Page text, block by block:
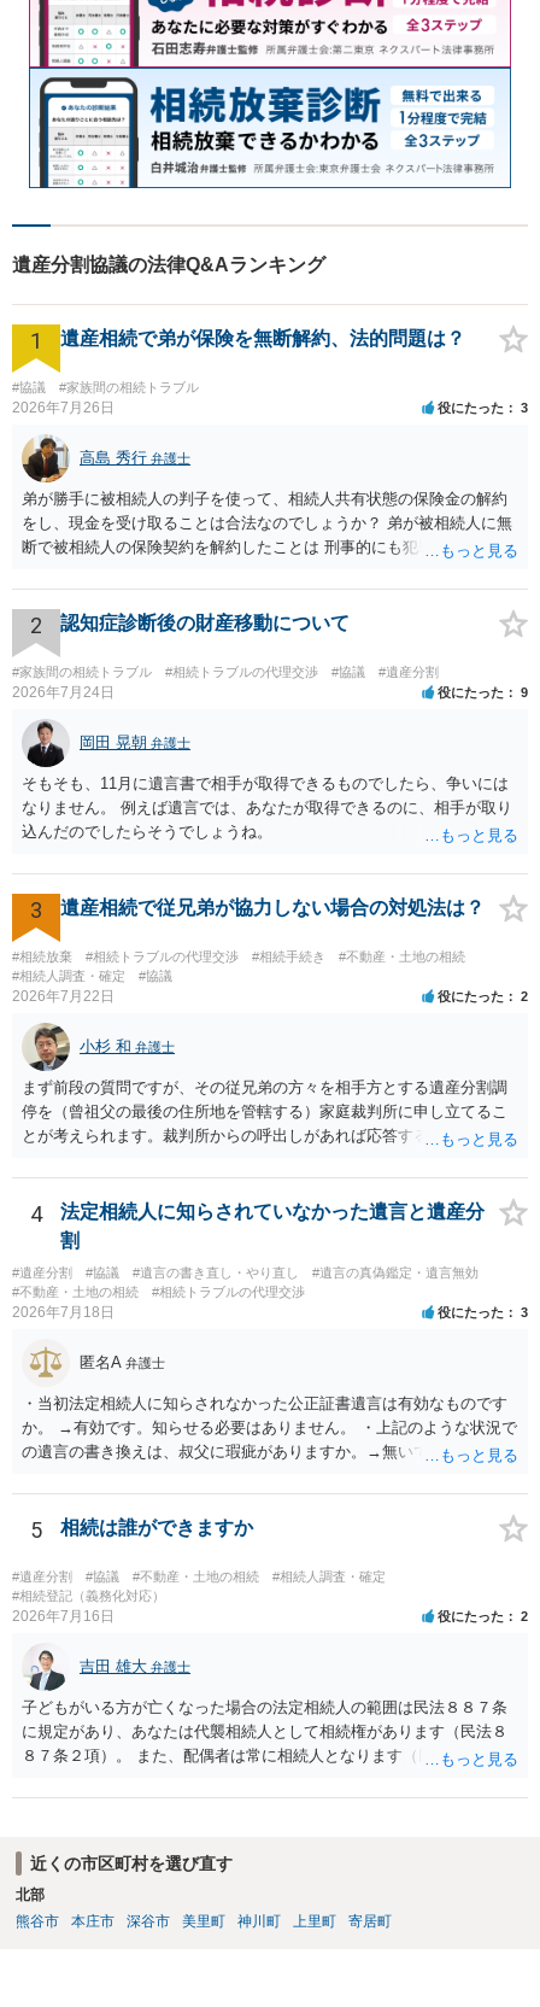
遺産分割協議の法律Q&Aランキング
1 遺産相続で弟が保険を無断解約、法的問題は？
#協議 #家族間の相続トラブル
2026年7月26日 役にたった 3
高島 秀行 弁護士
弟が勝手に被相続人の判子を使って、相続人共有状態の保険金の解約
をし、現金を受け取ることは合法なのでしょうか？ 弟が被相続人に無
断で被相続人の保険契約を解約したことは 刑事的にも犯罪となる可能
された書類のコピーを取得して、弁護士に面談で詳しい事情を話して
相談 されたら良いと思います。
2 認知症診断後の財産移動について
#家族間の相続トラブル #相続トラブルの代理交渉 #協議 #遺産分割
2026年7月24日 役にたった 9
岡田 晃朝 弁護士
そもそも、11月に遺言書で相手が取得できるものでしたら、争いには
なりません。 例えば遺言では、あなたが取得できるのに、相手が取り
込んだのでしたらそうでしょうね。
3 遺産相続で従兄弟が協力しない場合の対処法は？
#相続放棄 #相続トラブルの代理交渉 #相続手続き
#不動産・土地の相続
#相続人調査・確定
#協議
2026年7月22日 役にたった 2
小杉 和 弁護士
まず前段の質問ですが、その従兄弟の方々を相手方とする遺産分割調
停を（曾祖父の最後の住所地を管轄する）家庭裁判所に申し立てるこ
とが考えられます。裁判所からの呼出しがあれば応答する可能性がま
能と思われます。時間が思った以上にないので必要書類をてきぱきと
揃える必要があります。その点是非御注意ください。
4
法定相続人に知らされていなかった遺言と遺産分
割
#遺産分割 #協議 #遺言の書き直し・やり直し
#遺言の真偽鑑定・遺言無効
#不動産・土地の相続
#相続トラブルの代理交渉
2026年7月18日 役にたった 3
匿名A 弁護士
・当初法定相続人に知らされなかった公正証書遺言は有効なものです
か。 →有効です。知らせる必要はありません。 ・上記のような状況で
の遺言の書き換えは、叔父に瑕疵がありますか。→無いです。 ・分割
ますか。 →本人が自由に決められますので、どこが妥当とは言えない
です。客観的な基準もありません。 ・できれば穏やかに、分割を拒否
することはできますか。 →分割を拒否するということは、遺産はいら
ないということでしょうか。遺言で、受取を指定されててもいらない
と拒否することはできます。理由を説明する必要はありません。
5 相続は誰ができますか
#遺産分割 #協議 #不動産・土地の相続
#相続人調査・確定
#相続登記（義務化対応）
2026年7月16日 役にたった 2
吉田 雄大 弁護士
子どもがいる方が亡くなった場合の法定相続人の範囲は民法８８７条
に規定があり、あなたは代襲相続人として相続権があります（民法８
８７条２項）。 また、配偶者は常に相続人となります（民法８９０
も相続権があります。つまり、孫５人に加えて「おじ又はおば」にも
近くの市区町村を選び直す
北部
熊谷市
本庄市 深谷市 美里町 神川町 上里町 寄居町